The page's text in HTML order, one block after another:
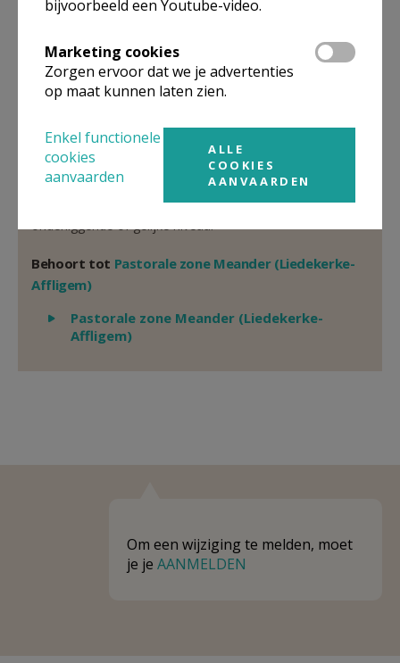
Google Maps
Organisatiestructuur
Niet gevonden wat je zocht? Hier vind je links naar de
gegevens van andere organisaties op het boven-,
onderliggende of gelijke niveau.
Behoort tot Pastorale zone Meander (Liedekerke-
Affligem)
Weergeven
Pastorale zone Meander (Liedekerke-
Affligem)
Om een wijziging te melden, moet
je je AANMELDEN
bijvoorbeeld een Youtube-video.
Marketing cookies
Zorgen ervoor dat we je advertenties
op maat kunnen laten zien.
Enkel functionele
cookies
aanvaarden
ALLE
COOKIES
AANVAARDEN